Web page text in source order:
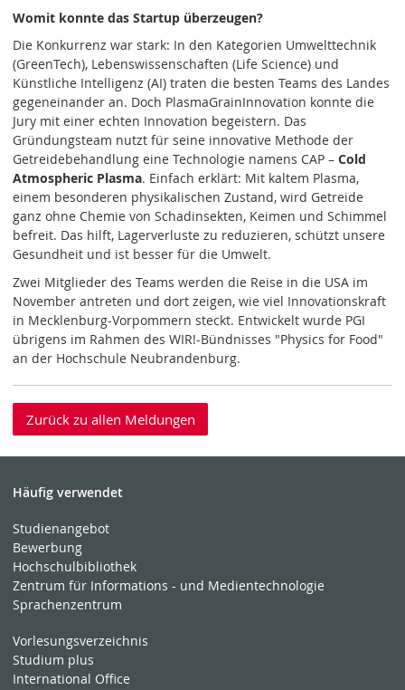
Womit konnte das Startup überzeugen?
Die Konkurrenz war stark: In den Kategorien Umwelttechnik
(GreenTech), Lebenswissenschaften (Life Science) und
Künstliche Intelligenz (AI) traten die besten Teams des Landes
gegeneinander an. Doch PlasmaGrainInnovation konnte die
Jury mit einer echten Innovation begeistern. Das
Gründungsteam nutzt für seine innovative Methode der
Getreidebehandlung eine Technologie namens CAP –Cold
Atmospheric Plasma. Einfach erklärt: Mit kaltem Plasma,
einem besonderen physikalischen Zustand, wird Getreide
ganz ohne Chemie von Schadinsekten, Keimen und Schimmel
befreit. Das hilft, Lagerverluste zu reduzieren, schützt unsere
Gesundheit und ist besser für die Umwelt.
Zwei Mitglieder des Teams werden die Reise in die USA im
November antreten und dort zeigen, wie viel Innovationskraft
in Mecklenburg-Vorpommern steckt. Entwickelt wurde PGI
übrigens im Rahmen des WIR!-Bündnisses "Physics for Food"
an der Hochschule Neubrandenburg.
Zurück zu allen Meldungen
Häufig verwendet
Studienangebot
Bewerbung
Hochschulbibliothek
Zentrum für Informations - und Medientechnologie
Sprachenzentrum
Vorlesungsverzeichnis
Studium plus
International Office